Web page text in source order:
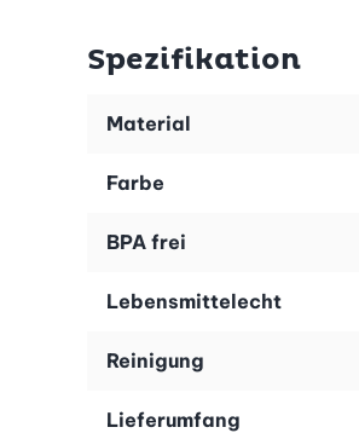
Spezifikation
Material
Farbe
BPA frei
Lebensmittelecht
Reinigung
Lieferumfang